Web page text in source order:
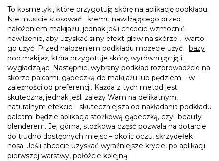
To kosmetyki, które przygotują skórę na aplikację podkładu.
Nie musicie stosować
kremu nawilżającego przed
nałożeniem makijażu, jednak jeśli chcecie wzmocnić
nawilżenie, aby uzyskać silny efekt glow na skórze , warto
go użyć. Przed nałożeniem podkładu możecie użyć
bazy
pod makijaż, która przygotuje skórę, wyrównując ją i
wygładzając. Następnie, wybrany podkład rozprowadźcie na
skórze palcami, gąbeczką do makijażu lub pędzlem – w
zależności od preferencji. Każda z tych metod jest
skuteczna, jednak jeśli zależy Wam na delikatnym,
naturalnym efekcie - skuteczniejsza od nakładania podkładu
palcami będzie aplikacja stożkową gąbeczką, czyli beauty
blenderem. Jej górna, stożkowa część pozwala na dotarcie
do trudno dostępnych miejsc – okolic oczu, skrzydełek
nosa. Jeśli chcecie uzyskać wyraźniejsze krycie, po aplikacji
pierwszej warstwy, połóżcie kolejną.